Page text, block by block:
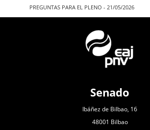
PREGUNTAS PARA EL PLENO - 21/05/2026
Senado
Ibáñez de Bilbao, 16
48001 Bilbao